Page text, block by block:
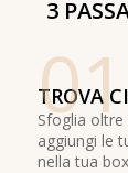
3
01
TROVA
Sfoglia oltre
aggiungi le
nella tua